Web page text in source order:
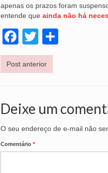
apenas os prazos foram
entende que ainda não há
Facebook
Twitter
Post anterior
Deixe um
O seu endereço de e-mail não
Comentário *